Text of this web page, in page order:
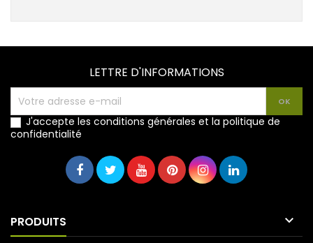
LETTRE D'INFORMATIONS
J'accepte les conditions générales et la politique de
confidentialité
PRODUITS 